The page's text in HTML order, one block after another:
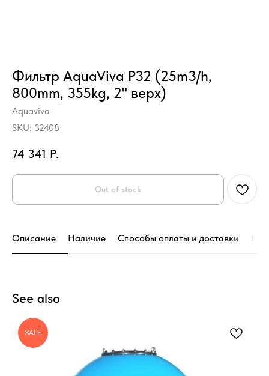
Фильтр AquaViva P32 (25m3/h,
800mm, 355kg, 2" верх)
Aquaviva
SKU: 32408
74 341 Р.
Out of stock
Описание Наличие Способы оплаты и доставки
See also
SALE